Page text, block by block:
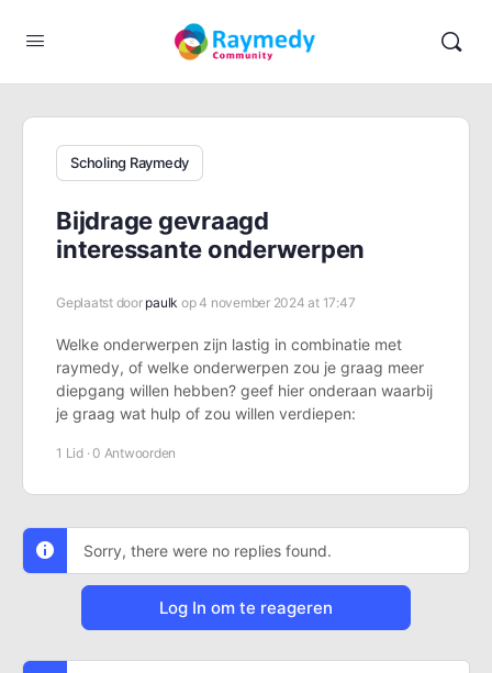
Scholing Raymedy
Bijdrage gevraagd
interessante onderwerpen
Geplaatst door paulk op 4 november 2024 at 17:47
Welke onderwerpen zijn lastig in combinatie met
raymedy, of welke onderwerpen zou je graag meer
diepgang willen hebben? geef hier onderaan waarbij
je graag wat hulp of zou willen verdiepen:
1 Lid ·0 Antwoorden
Sorry, there were no replies found.
Log In om te reageren